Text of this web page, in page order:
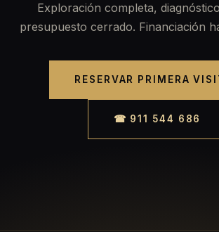
Exploración completa,
presupuesto cerrado. Financiación
RESERVAR PRIMERA
☎ 911 544 686